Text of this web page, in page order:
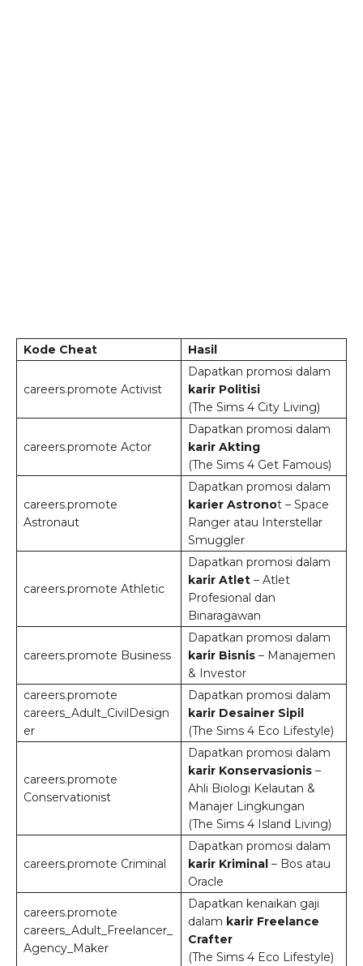
Kode Cheat Hasil
careers.promote Activist
Dapatkan promosi dalam
karir Politisi
(The Sims 4 City Living)
careers.promote Actor
Dapatkan promosi dalam
karir Akting
(The Sims 4 Get Famous)
careers.promote
Astronaut
Dapatkan promosi dalam
karier Astronot – Space
Ranger atau Interstellar
Smuggler
careers.promote Athletic
Dapatkan promosi dalam
karir Atlet – Atlet
Profesional dan
Binaragawan
careers.promote Business
Dapatkan promosi dalam
karir Bisnis – Manajemen
& Investor
careers.promote
careers_Adult_CivilDesign
er
Dapatkan promosi dalam
karir Desainer Sipil
(The Sims 4 Eco Lifestyle)
careers.promote
Conservationist
Dapatkan promosi dalam
karir Konservasionis –
Ahli Biologi Kelautan &
Manajer Lingkungan
(The Sims 4 Island Living)
careers.promote Criminal
Dapatkan promosi dalam
karir Kriminal – Bos atau
Oracle
careers.promote
careers_Adult_Freelancer_
Agency_Maker
Dapatkan kenaikan gaji
dalam karir Freelance
Crafter
(The Sims 4 Eco Lifestyle)